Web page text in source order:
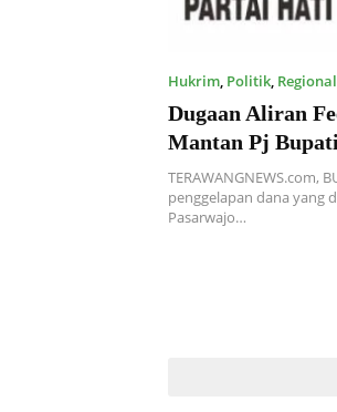
Hukrim Politik Regional
Dugaan Aliran
Mantan Pj
Baubau Bakal
TERAWANGNEWS.com,
penggelapan dana yang
Pasarwajo…